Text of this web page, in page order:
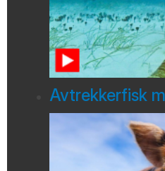
Avtrekkerfisk